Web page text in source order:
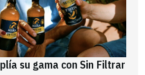
su gama con Sin Filtrar